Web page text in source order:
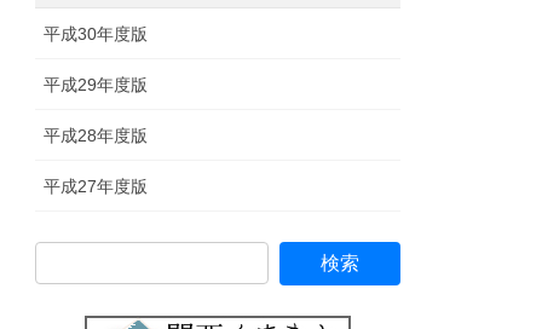
平成30年度版
平成29年度版
平成28年度版
平成27年度版